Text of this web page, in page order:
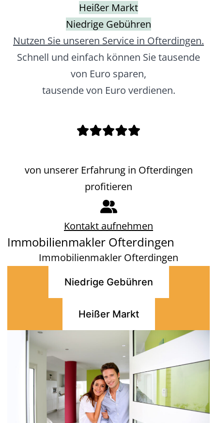
Heißer Markt
Niedrige Gebühren
Nutzen Sie unseren Service in Ofterdingen.
Schnell und einfach können Sie tausende
von Euro sparen,
tausende von Euro verdienen.
von unserer Erfahrung in Ofterdingen
profitieren
Kontakt aufnehmen
Immobilienmakler Ofterdingen
Immobilienmakler Ofterdingen
Niedrige Gebühren
Heißer Markt